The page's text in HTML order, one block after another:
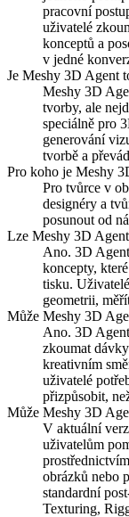
pracovní
uživatelé
konceptů a
v jedné
Je Meshy 3D Agent
Meshy 3D
tvorby, ale
speciálně pro
generování
tvorbě a
Pro koho je Meshy
Pro tvůrce v
designéry a
posunout od
Lze Meshy 3D
Ano. 3D
koncepty,
tisku.
geometrii,
Může Meshy 3D
Ano. 3D
zkoumat
kreativním
uživatelé
přizpůsobit,
Může Meshy 3D
V aktuální
uživatelům
obrázků nebo
standardní
Texturing,